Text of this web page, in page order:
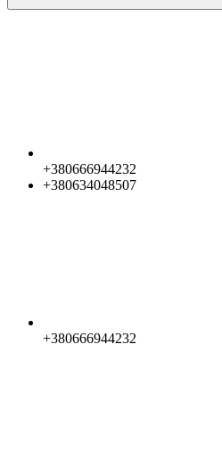
+380666944232
+380634048507
+380666944232